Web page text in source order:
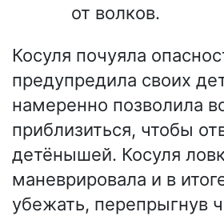
от волков.
Косуля почуяла
предупредила своих
намеренно позволила
приблизиться, чтобы
детёнышей. Косуля
маневрировала и в
убежать, перепрыгнув